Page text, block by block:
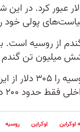
هر بشکه نفت خام نیز از ۱۱۷
پولی خود
گندم از روسیه
دولت ایران هر تن
۲۰۰ دلار می‌پردازد.
اوکراین اوکراین روسیه